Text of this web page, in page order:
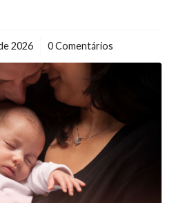
2026 0 Comentários